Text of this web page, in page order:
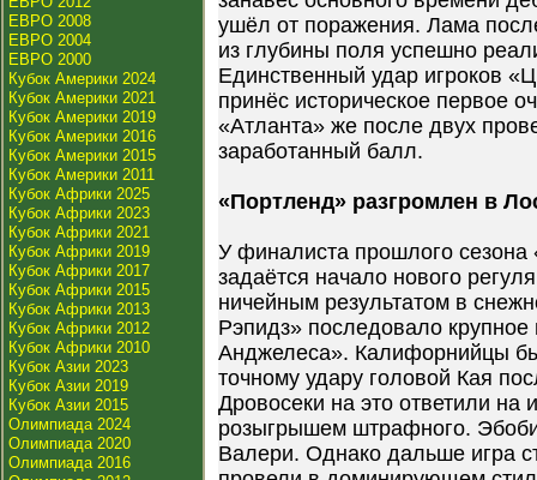
ЕВРО 2008
ЕВРО 2004
ЕВРО 2000
Кубок Америки 2024
Кубок Америки 2021
Кубок Америки 2019
Кубок Америки 2016
Кубок Америки 2015
Кубок Америки 2011
Кубок Африки 2025
Кубок Африки 2023
Кубок Африки 2021
Кубок Африки 2019
Кубок Африки 2017
Кубок Африки 2015
Кубок Африки 2013
Кубок Африки 2012
Кубок Африки 2010
Кубок Азии 2023
Кубок Азии 2019
Кубок Азии 2015
Олимпиада 2024
Олимпиада 2020
Олимпиада 2016
ушёл от поражения. Лама
из глубины поля успешно
Единственный удар игроков
принёс историческое первое
«Атланта» же после двух
заработанный балл.
«Портленд» разгромлен в
У финалиста прошлого
задаётся начало нового
ничейным результатом в
Рэпидз» последовало
Анджелеса». Калифорнийцы
точному удару головой Кая
Дровосеки на это ответили
розыгрышем штрафного.
Валери. Однако дальше игра